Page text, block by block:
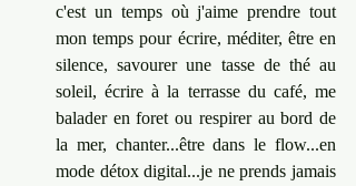
c'est un temps où j'aime prendre tout
mon temps pour écrire, méditer, être en
silence, savourer une tasse de thé au
soleil, écrire à la terrasse du café, me
balader en foret ou respirer au bord de
la mer, chanter...être dans le flow...en
mode détox digital...je ne prends jamais